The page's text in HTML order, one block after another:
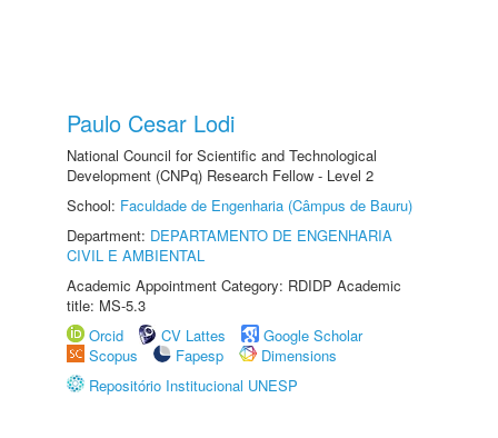
Paulo Cesar Lodi
National Council for Scientific and Technological
Development (CNPq) Research Fellow - Level 2
School: Faculdade de Engenharia (Câmpus de Bauru)
Department: DEPARTAMENTO DE ENGENHARIA
CIVIL E AMBIENTAL
Academic Appointment Category: RDIDP Academic
title: MS-5.3
Orcid
CV Lattes
Google Scholar
Scopus
Fapesp
Dimensions
Repositório Institucional UNESP